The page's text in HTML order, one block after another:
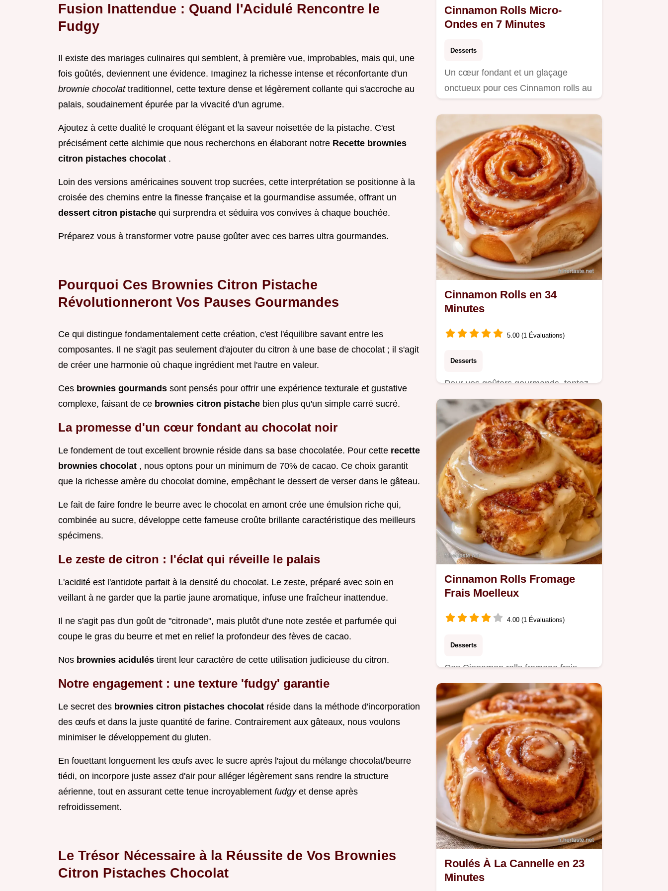
Fusion Inattendue : Quand l'Acidulé Rencontre le
Fudgy
Il existe des mariages culinaires qui semblent, à première vue, improbables, mais qui, une
fois goûtés, deviennent une évidence. Imaginez la richesse intense et réconfortante d'un
brownie chocolat traditionnel, cette texture dense et légèrement collante qui s'accroche au
palais, soudainement épurée par la vivacité d'un agrume.
Ajoutez à cette dualité le croquant élégant et la saveur noisettée de la pistache. C'est
précisément cette alchimie que nous recherchons en élaborant notre Recette brownies
citron pistaches chocolat .
Loin des versions américaines souvent trop sucrées, cette interprétation se positionne à la
croisée des chemins entre la finesse française et la gourmandise assumée, offrant un
dessert citron pistache qui surprendra et séduira vos convives à chaque bouchée.
Préparez vous à transformer votre pause goûter avec ces barres ultra gourmandes.
Pourquoi Ces Brownies Citron Pistache
Révolutionneront Vos Pauses Gourmandes
Ce qui distingue fondamentalement cette création, c'est l'équilibre savant entre les
composantes. Il ne s'agit pas seulement d'ajouter du citron à une base de chocolat ; il s'agit
de créer une harmonie où chaque ingrédient met l'autre en valeur.
Ces brownies gourmands sont pensés pour offrir une expérience texturale et gustative
complexe, faisant de ce brownies citron pistache bien plus qu'un simple carré sucré.
La promesse d'un cœur fondant au chocolat noir
Le fondement de tout excellent brownie réside dans sa base chocolatée. Pour cette recette
brownies chocolat , nous optons pour un minimum de 70% de cacao. Ce choix garantit
que la richesse amère du chocolat domine, empêchant le dessert de verser dans le gâteau.
Le fait de faire fondre le beurre avec le chocolat en amont crée une émulsion riche qui,
combinée au sucre, développe cette fameuse croûte brillante caractéristique des meilleurs
spécimens.
Le zeste de citron : l'éclat qui réveille le palais
L'acidité est l'antidote parfait à la densité du chocolat. Le zeste, préparé avec soin en
veillant à ne garder que la partie jaune aromatique, infuse une fraîcheur inattendue.
Il ne s'agit pas d'un goût de "citronade", mais plutôt d'une note zestée et parfumée qui
coupe le gras du beurre et met en relief la profondeur des fèves de cacao.
Nos brownies acidulés tirent leur caractère de cette utilisation judicieuse du citron.
Notre engagement : une texture 'fudgy' garantie
Le secret des brownies citron pistaches chocolat réside dans la méthode d'incorporation
des œufs et dans la juste quantité de farine. Contrairement aux gâteaux, nous voulons
minimiser le développement du gluten.
En fouettant longuement les œufs avec le sucre après l'ajout du mélange chocolat/beurre
tiédi, on incorpore juste assez d'air pour alléger légèrement sans rendre la structure
aérienne, tout en assurant cette tenue incroyablement fudgy et dense après
refroidissement.
Le Trésor Nécessaire à la Réussite de Vos Brownies
Citron Pistaches Chocolat
Cinnamon Rolls Micro-
Ondes en 7 Minutes
Desserts
Un cœur fondant et un glaçage
onctueux pour ces Cinnamon rolls au
Cinnamon Rolls en 34
Minutes
5.00 (1 Évaluations)
Desserts
Pour vos goûters gourmands, tentez
ces Cinnamon rolls. Le truc pour le
moelleux garantit un cœur…
Cinnamon Rolls Fromage
Frais Moelleux
4.00 (1 Évaluations)
Desserts
Ces Cinnamon rolls fromage frais
offrent une mie filante et gourmande.
Roulés À La Cannelle en 23
Minutes